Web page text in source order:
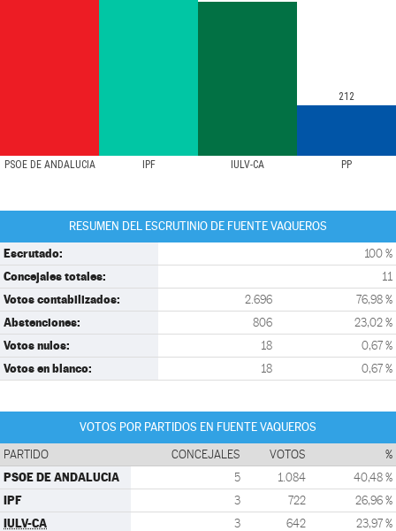
PSOE DE ANDALUCIA IPF IULV-CA PP
212
RESUMEN DEL ESCRUTINIO DE FUENTE VAQUEROS
Escrutado: 100 %
Concejales totales: 11
Votos contabilizados: 2.696 76,98 %
Abstenciones: 806 23,02 %
Votos nulos: 18 0,67 %
Votos en blanco: 18 0,67 %
VOTOS POR PARTIDOS EN FUENTE VAQUEROS
PARTIDO CONCEJALES VOTOS %
PSOE DE ANDALUCIA 5 1.084 40,48 %
IPF 3 722 26,96 %
IULV-CA 3 642 23,97 %